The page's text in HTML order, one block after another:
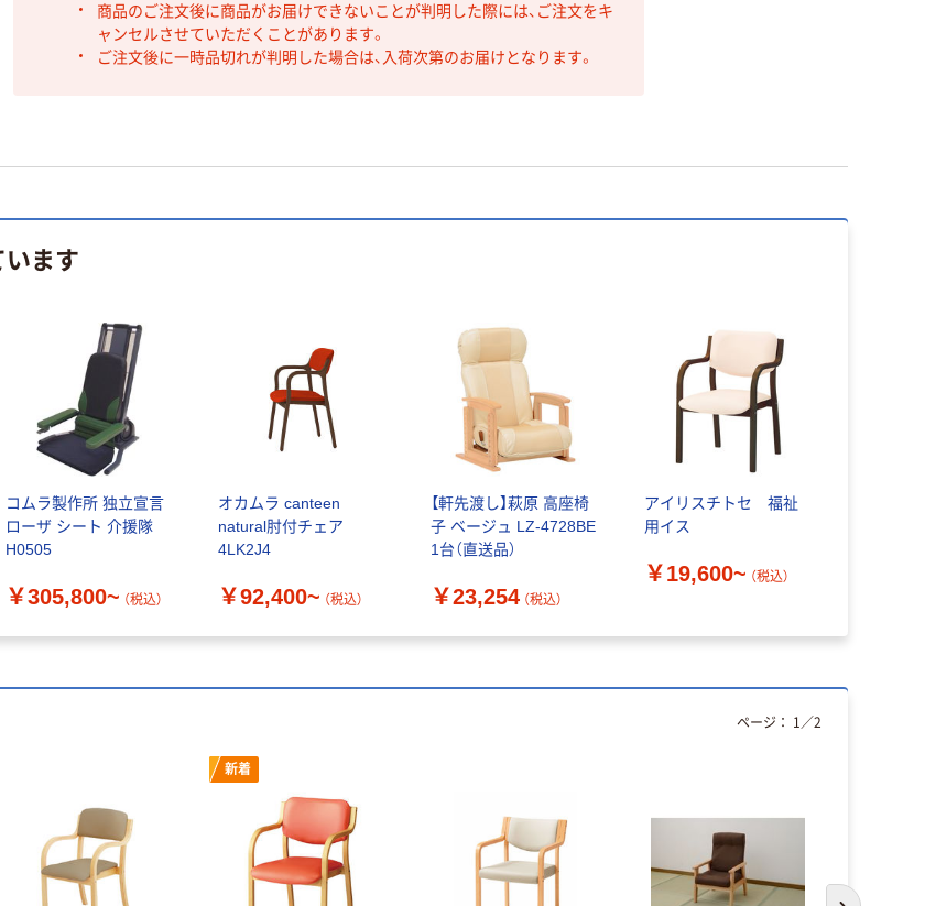
商品のご注文後に商品がお届けできないことが判明した際には、ご注文をキ
ャンセルさせていただくことがあります。
ご注文後に一時品切れが判明した場合は、入荷次第のお届けとなります。
ます
コムラ製作所 独立宣言
ローザ シート 介援隊
H0505
￥305,800~ （税込）
オカムラ canteen
natural肘付チェア
4LK2J4
￥92,400~ （税込）
【軒先渡し】萩原 高座椅
子 ベージュ LZ-4728BE
1台（直送品）
￥23,254 （税込）
アイリスチトセ 福祉
用イス
￥19,600~ （税込）
新着
ページ： 1 ／2